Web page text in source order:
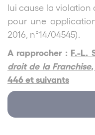
lui cause la violation
pour une
2016, n°14/04545).
A rapprocher : F.-L.
droit de la Franchise
446 et suivants